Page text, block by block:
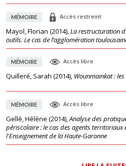
MÉMOIRE Accès restreint
Mayol, Florian (2014),La restructuration
outils. Le cas de l’agglomération
MÉMOIRE Accès libre
Quilleré, Sarah (2014), Wounmainkat :
MÉMOIRE Accès libre
Gellé, Hélène (2014),Analyse des
périscolaire : le cas des agents territoriaux
l'Enseignement de la Haute-Garonne